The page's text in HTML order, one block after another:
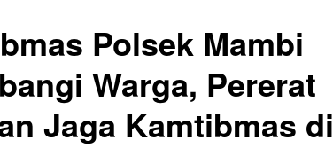
Polsek Mambi
Warga, Pererat
Jaga Kamtibmas di